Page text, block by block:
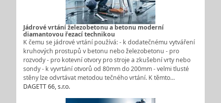
Jádrové vrtání železobetonu a betonu moderní
diamantovou řezací technikou
K čemu se jádrové vrtání používá: - k dodatečnému vytváření
kruhových prostupů v betonu nebo železobetonu - pro
rozvody - pro kotevní otvory pro stroje a zkušební vrty nebo
sondy - k vyvrtání otvorů od 80mm do 200mm - velmi tlusté
stěny lze odvrtávat metodou tečného vrtání. K těmto…
DAGETT 66, s.r.o.